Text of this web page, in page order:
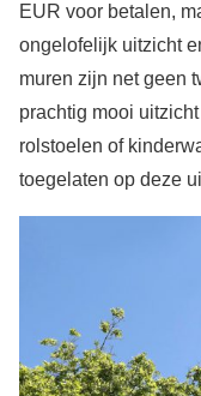
EUR voor betalen,
ongelofelijk uitzicht
muren zijn net geen
prachtig mooi
rolstoelen of
toegelaten op deze